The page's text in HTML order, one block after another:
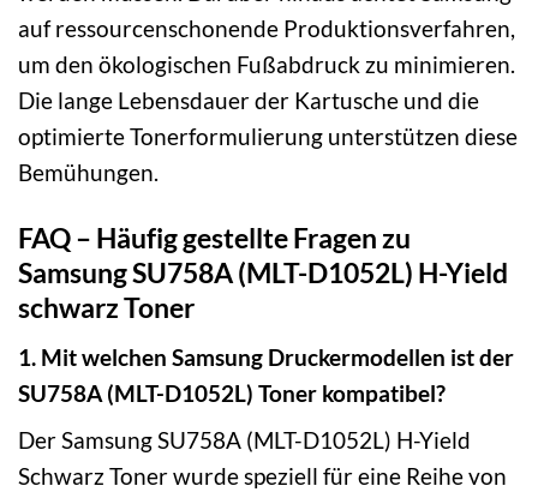
auf ressourcenschonende Produktionsverfahren,
um den ökologischen Fußabdruck zu minimieren.
Die lange Lebensdauer der Kartusche und die
optimierte Tonerformulierung unterstützen diese
Bemühungen.
FAQ – Häufig gestellte Fragen zu
Samsung SU758A (MLT-D1052L) H-Yield
schwarz Toner
1. Mit welchen Samsung Druckermodellen ist der
SU758A (MLT-D1052L) Toner kompatibel?
Der Samsung SU758A (MLT-D1052L) H-Yield
Schwarz Toner wurde speziell für eine Reihe von